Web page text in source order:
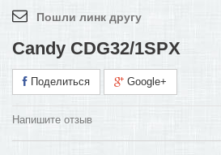
Пошли линк другу
Candy CDG32/1SPX
Поделиться Google+
Напишите отзыв